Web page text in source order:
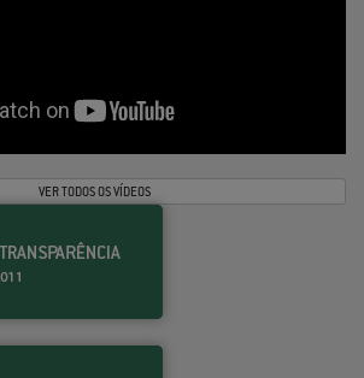
VER TODOS OS VÍDEOS